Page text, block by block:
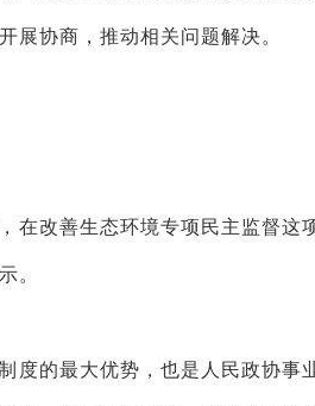
展协商，推动相关问题解决。
在改善生态环境专项民主监督这
。
度的最大优势，也是人民政协事